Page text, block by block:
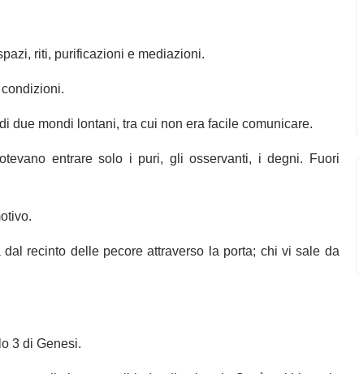
riti, purificazioni e mediazioni.
due mondi lontani, tra cui non era facile comunicare.
entrare solo i puri, gli osservanti, i degni. Fuori
recinto delle pecore attraverso la porta; chi vi sale da
3 di Genesi.